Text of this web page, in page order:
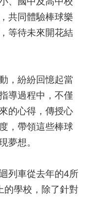
共同體驗棒球樂
等待未來開花結
，紛紛回憶起當
導過程中，不僅
的心得，傳授心
，帶領這些棒球
夢想。
列車從去年的4所
的學校，除了針對